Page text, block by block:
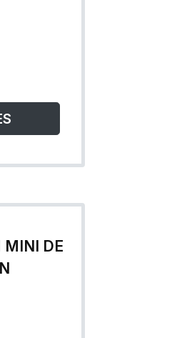
MINI DE